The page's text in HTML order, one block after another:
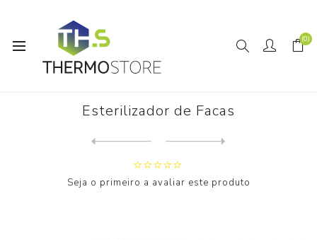
(0)
Início Horeca Esterilizador de Facas
Esterilizador de Facas
Seja o primeiro a avaliar este produto